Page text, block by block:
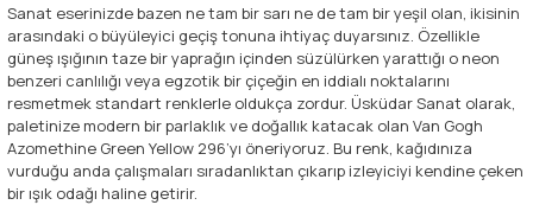
Sanat eserinizde bazen ne tam bir sarı ne de tam bir yeşil olan, ikisinin
arasındaki o büyüleyici geçiş tonuna ihtiyaç duyarsınız. Özellikle
güneş ışığının taze bir yaprağın içinden süzülürken yarattığı o neon
benzeri canlılığı veya egzotik bir çiçeğin en iddialı noktalarını
resmetmek standart renklerle oldukça zordur. Üsküdar Sanat olarak,
paletinize modern bir parlaklık ve doğallık katacak olan Van Gogh
Azomethine Green Yellow 296’yı öneriyoruz. Bu renk, kağıdınıza
vurduğu anda çalışmaları sıradanlıktan çıkarıp izleyiciyi kendine çeken
bir ışık odağı haline getirir.